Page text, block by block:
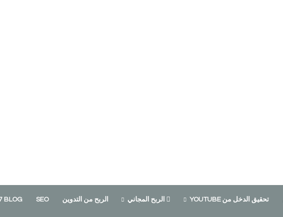
تحقيق الدخل من YOUTUBE الربح المجاني الربح من التدوين SEO
BLOG